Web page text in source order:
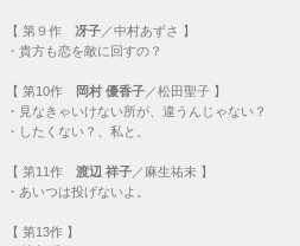
【 第９作 冴子 ／中村あずさ 】
・ 貴方も恋を敵に回すの？
【 第10作 岡村 優香子 ／松田聖子 】
・ 見なきゃいけない所が、違うんじゃない？
・ したくない？、私と。
【 第11作 渡辺 祥子 ／麻生祐未 】
・ あいつは投げないよ。
【 第13作 】